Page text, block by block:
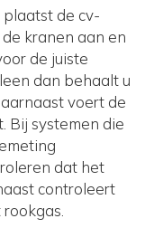
de cv-
kranen aan en
de juiste
dan behaalt u
voert de
Bij systemen die
dat het
controleert